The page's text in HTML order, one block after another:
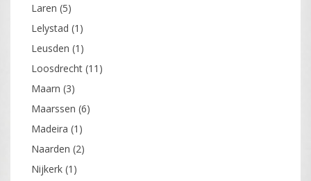
Laren (5)
Lelystad (1)
Leusden (1)
Loosdrecht (11)
Maarn (3)
Maarssen (6)
Madeira (1)
Naarden (2)
Nijkerk (1)